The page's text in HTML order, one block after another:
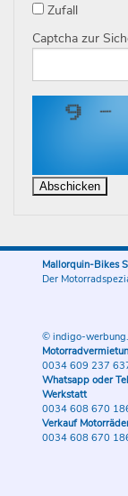
Zufall
Captcha
Mallorquin-Bikes
Der
© indigo-
0034 609 237
Whatsapp oder
Werkstatt
0034 608 670
Verkauf
0034 608 670